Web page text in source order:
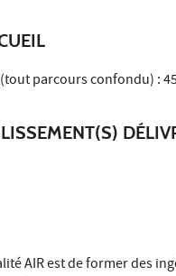
parcours confondu) :
AIR est de former des